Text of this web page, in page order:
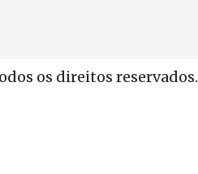
os direitos reservados.